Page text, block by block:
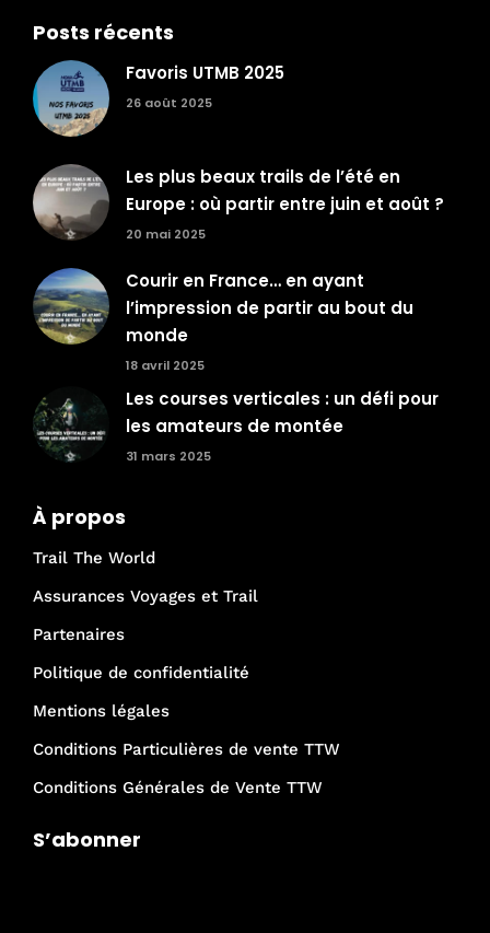
Posts récents
Favoris UTMB 2025
26 août 2025
Les plus beaux trails de l’été en
Europe : où partir entre juin et août ?
20 mai 2025
Courir en France… en ayant
l’impression de partir au bout du
monde
18 avril 2025
Les courses verticales : un défi pour
les amateurs de montée
31 mars 2025
À propos
Trail The World
Assurances Voyages et Trail
Partenaires
Politique de confidentialité
Mentions légales
Conditions Particulières de vente TTW
Conditions Générales de Vente TTW
S’abonner